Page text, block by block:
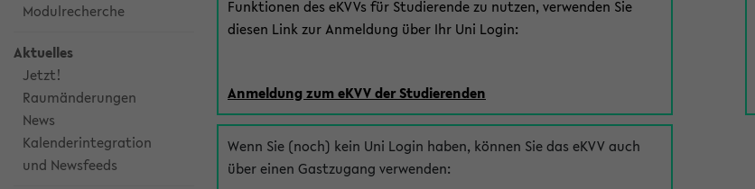
Modulrecherche
Aktuelles
Jetzt!
Raumänderungen
News
Kalenderintegration
und Newsfeeds
Funktionen des eKVVs für Studierende zu nutzen, verwenden Sie
diesen Link zur Anmeldung über Ihr Uni Login:
Anmeldung zum eKVV der Studierenden
Wenn Sie (noch) kein Uni Login haben, können Sie das eKVV auch
über einen Gastzugang verwenden: